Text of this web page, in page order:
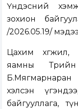
Үндэсний
зохион
/2026.05.19/
Цахим хөгжил,
яамны
хэлсэн
байгууллага,